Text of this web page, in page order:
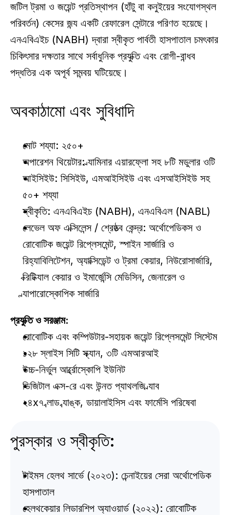
জটিল ট্রমা ও জয়েন্ট প্রতিস্থাপন (হাঁটু বা কনুইয়ের সংযোগস্থল
পরিবর্তন) কেসের জন্য একটি রেফারেল সেন্টারে পরিণত হয়েছে।
এনএবিএইচ (NABH) দ্বারা স্বীকৃত পার্বতী হাসপাতাল চমৎকার
চিকিৎসার দক্ষতার সাথে সর্বাধুনিক প্রযুক্তি এবং রোগী-বান্ধব
পদ্ধতির এক অপূর্ব সমন্বয় ঘটিয়েছে।
অবকাঠামো এবং সুবিধাদি
মোট শয্যা: ২৫০+
অপারেশন থিয়েটার: ল্যামিনার এয়ারফ্লো সহ ৮টি মডুলার ওটি
আইসিইউ: সিসিইউ, এমআইসিইউ এবং এসআইসিইউ সহ
৫০+ শয্যা
স্বীকৃতি: এনএবিএইচ (NABH), এনএবিএল (NABL)
লেভেল অফ এক্সিলেন্স / শ্রেষ্ঠত্ব কেন্দ্র: অর্থোপেডিকস ও
রোবোটিক জয়েন্ট রিপ্লেসমেন্ট, স্পাইন সার্জারি ও
রিহ্যাবিলিটেশন, অ্যাক্সিডেন্ট ও ট্রমা কেয়ার, নিউরোসার্জারি,
ক্রিটিক্যাল কেয়ার ও ইমার্জেন্সি মেডিসিন, জেনারেল ও
ল্যাপারোস্কোপিক সার্জারি
প্রযুক্তি ও সরঞ্জাম:
রোবোটিক এবং কম্পিউটার-সহায়ক জয়েন্ট রিপ্লেসমেন্ট সিস্টেম
১২৮ স্লাইস সিটি স্ক্যান, ৩টি এমআরআই
উচ্চ-নির্ভুল আর্থ্রোস্কোপি ইউনিট
ডিজিটাল এক্স-রে এবং উন্নত প্যাথলজি ল্যাব
২৪x৭ ব্লাড ব্যাঙ্ক, ডায়ালাইসিস এবং ফার্মেসি পরিষেবা
পুরস্কার ও স্বীকৃতি:
টাইমস হেলথ সার্ভে (২০২৩): চেন্নাইয়ের সেরা অর্থোপেডিক
হাসপাতাল
হেলথকেয়ার লিডারশিপ অ্যাওয়ার্ড (২০২২): রোবোটিক